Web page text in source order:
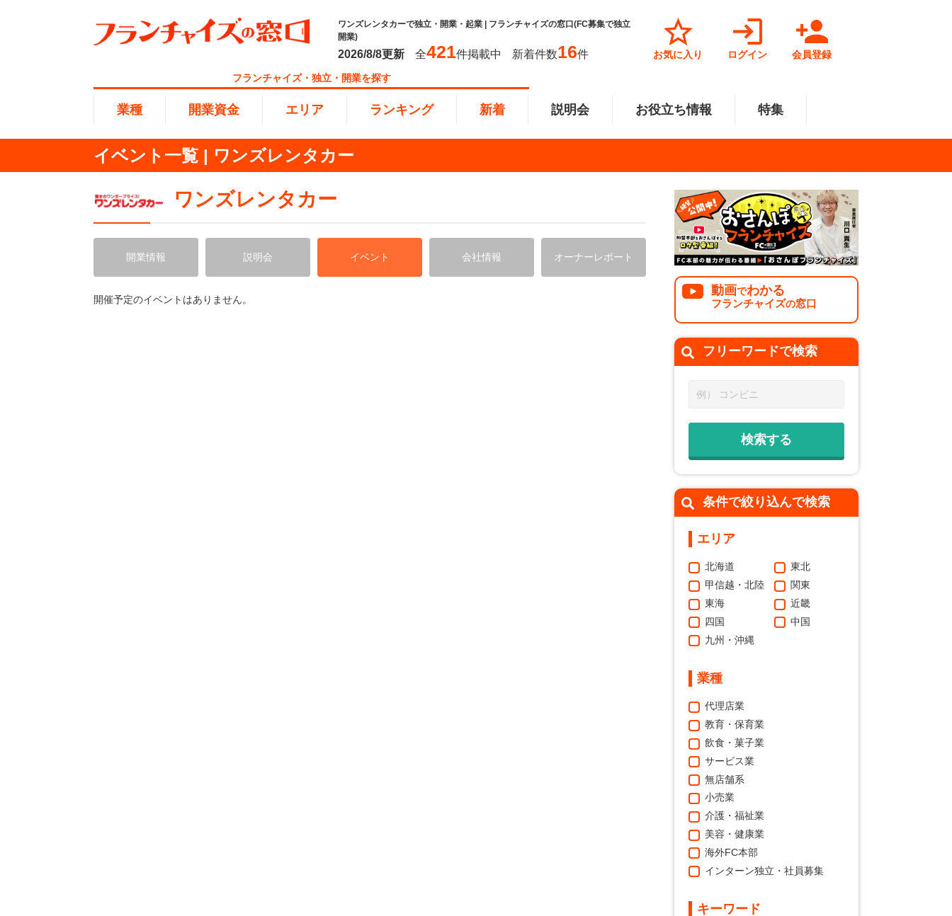
ワンズレンタカーで独立・開業・起業 | フランチャイズの窓口(FC募集で独立
開業)
2026/8/8更新 全421件掲載中 新着件数16件 お気に入り ログイン 会員登録
フランチャイズ・独立・開業を探す
業種
業種
代理店業 サービス業
美容・健康業
海外FC本部
開業資金
開業資金
1円〜100万円 301万円～500万円 501万円～1000万円
エリア
エリア
北海道 関東
中国
九州・沖縄
ランキング
ランキング
総合ランキング
リペアクリーニング
夫婦で開業 脱サラで開業 法人様オススメ
新着 説明会 お役立ち情報 特集
イベント一覧 | ワンズレンタカー
ワンズレンタカー
開業情報 説明会 イベント 会社情報 オーナーレポート
開催予定のイベントはありません。
動画でわかる
フランチャイズの窓口
フリーワードで検索
条件で絞り込んで検索
エリア
北海道
東北
甲信越・北陸
関東
東海
近畿
四国
中国
九州・沖縄
業種
代理店業
教育・保育業
飲食・菓子業
サービス業
無店舗系
小売業
介護・福祉業
美容・健康業
海外FC本部
インターン独立・社員募集
キーワード